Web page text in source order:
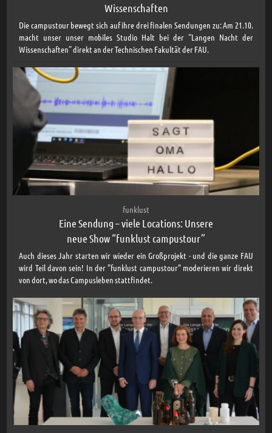
Wissenschaften
Die campustour bewegt sich auf ihre drei finalen Sendungen zu: Am 21.10.
macht unser unser mobiles Studio Halt bei der “Langen Nacht der
Wissenschaften” direkt an der Technischen Fakultät der FAU.
funklust
Eine Sendung – viele Locations: Unsere
neue Show “funklust campustour”
Auch dieses Jahr starten wir wieder ein Großprojekt - und die ganze FAU
wird Teil davon sein! In der "funklust campustour" moderieren wir direkt
von dort, wo das Campusleben stattfindet.